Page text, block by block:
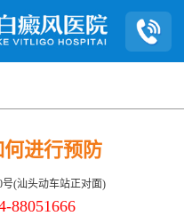
进行预防
(汕头动车站正对面)
88051666